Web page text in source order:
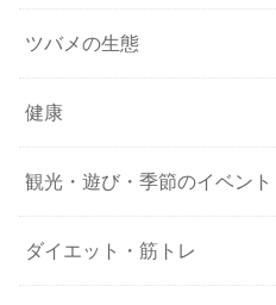
ツバメの生態
健康
観光・遊び・季節のイベント
ダイエット・筋トレ